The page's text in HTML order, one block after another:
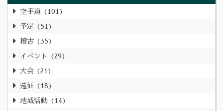
空手道 101
予定 51
稽古 35
イベント 29
大会 21
遠征 18
地域活動 14